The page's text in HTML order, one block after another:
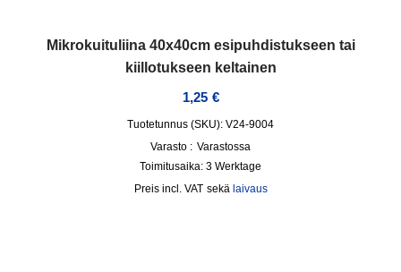
Mikrokuituliina 40x40cm esipuhdistukseen tai
kiillotukseen keltainen
1,25 €
Tuotetunnus (SKU): V24-9004
Varasto : Varastossa
Toimitusaika: 3 Werktage
incl. VAT sekä laivaus